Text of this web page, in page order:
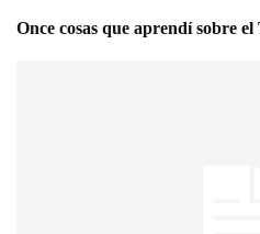
Once cosas que aprendí sobre